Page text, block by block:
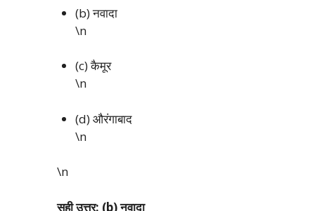
(b) नवादा
\n
(c) कैमूर
\n
(d) औरंगाबाद
\n
\n
सही उत्तर: (b) नवादा